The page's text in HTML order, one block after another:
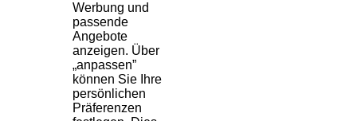
Werbung und
passende
Angebote
anzeigen. Über
„anpassen”
können Sie Ihre
persönlichen
Präferenzen